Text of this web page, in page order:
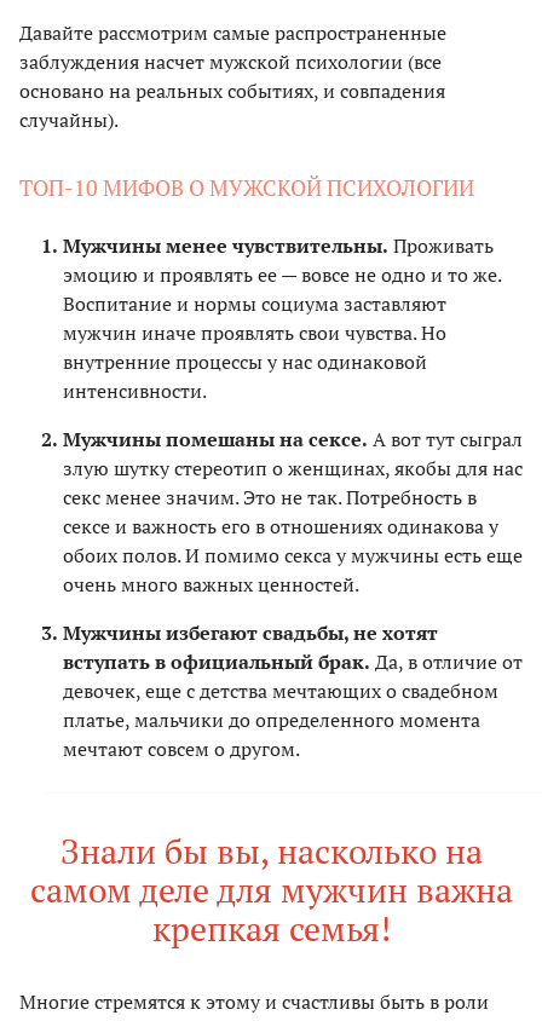
Давайте рассмотрим самые распространенные
заблуждения насчет мужской психологии (все
основано на реальных событиях, и совпадения
случайны).
ТОП-10 МИФОВ О МУЖСКОЙ ПСИХОЛОГИИ
Мужчины менее чувствительны. Проживать
эмоцию и проявлять ее — вовсе не одно и то же.
Воспитание и нормы социума заставляют
мужчин иначе проявлять свои чувства. Но
внутренние процессы у нас одинаковой
интенсивности.
Мужчины помешаны на сексе. А вот тут сыграл
злую шутку стереотип о женщинах, якобы для нас
секс менее значим. Это не так. Потребность в
сексе и важность его в отношениях одинакова у
обоих полов. И помимо секса у мужчины есть еще
очень много важных ценностей.
Мужчины избегают свадьбы, не хотят
вступать в официальный брак. Да, в отличие от
девочек, еще с детства мечтающих о свадебном
платье, мальчики до определенного момента
мечтают совсем о другом.
Знали бы вы, насколько на
самом деле для мужчин важна
крепкая семья!
Многие стремятся к этому и счастливы быть в роли